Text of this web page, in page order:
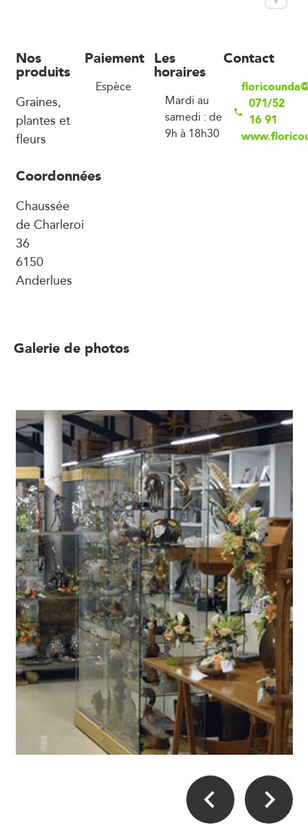
Nos
produits
Graines,
plantes et
fleurs
Paiement
Espèce
Les
horaires
Mardi au
samedi : de
9h à 18h30
Contact
071/52
16 91
Coordonnées
Chaussée
de Charleroi
36
6150
Anderlues
Galerie de photos